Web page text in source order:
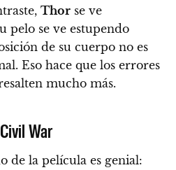
Thor se ve
pelo se ve estupendo
de su cuerpo no es
Eso hace que los errores
mucho más.
War
de la película es genial: